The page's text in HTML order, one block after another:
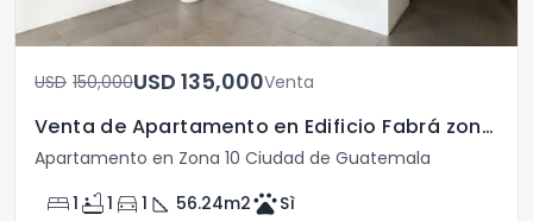
USD	150,000 USD	135,000Venta
Venta de Apartamento en Edificio Fabrá zona 10
Apartamento en Zona 10 Ciudad de Guatemala
bed1 bathtub1 directions_car 1 square_foot 56.24m2petsSì